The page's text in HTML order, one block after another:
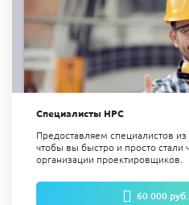
Специалисты НРС
Предоставляем специалистов
чтобы вы быстро и просто
организации проектировщиков.
60 000